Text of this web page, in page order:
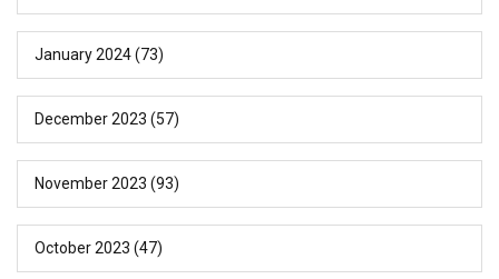
January 2024(73)
December 2023 (57)
November 2023 (93)
October 2023 (47)